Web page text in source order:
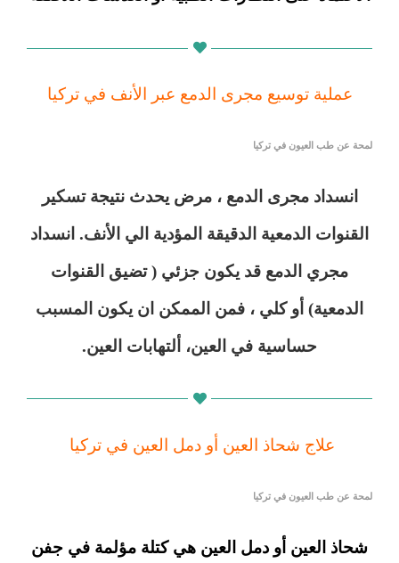
عملية توسيع مجرى الدمع عبر الأنف في تركيا
لمحة عن طب العيون في تركيا
انسداد مجرى الدمع ، مرض يحدث نتيجة تسكير
القنوات الدمعية الدقيقة المؤدية الي الأنف. انسداد
مجري الدمع قد يكون جزئي ( تضيق القنوات
الدمعية) أو كلي ، فمن الممكن ان يكون المسبب
حساسية في العين، ألتهابات العين.
علاج شحاذ العين أو دمل العين في تركيا
لمحة عن طب العيون في تركيا
شحاذ العين أو دمل العين هي كتلة مؤلمة في جفن